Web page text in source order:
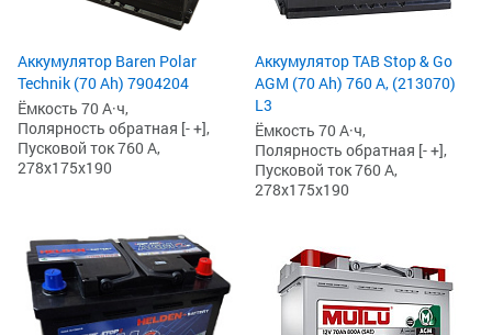
Аккумулятор Baren Polar
Technik (70 Ah) 7904204
Ёмкость 70 А·ч,
Полярность обратная [- +],
Пусковой ток 760 А,
278x175x190
Аккумулятор TAB Stop & Go
AGM (70 Ah) 760 А, (213070)
L3
Ёмкость 70 А·ч,
Полярность обратная [- +],
Пусковой ток 760 А,
278x175x190